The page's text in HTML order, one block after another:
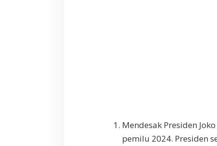
Mendesak Presiden
pemilu 2024. Presiden